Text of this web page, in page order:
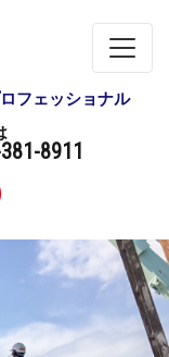
フェッショナル
8911